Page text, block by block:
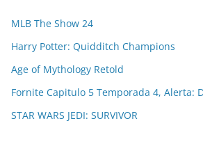
MLB The Show 24
Harry Potter: Quidditch Champions
Age of Mythology Retold
Fornite Capitulo 5 Temporada 4, Alerta:
STAR WARS JEDI: SURVIVOR